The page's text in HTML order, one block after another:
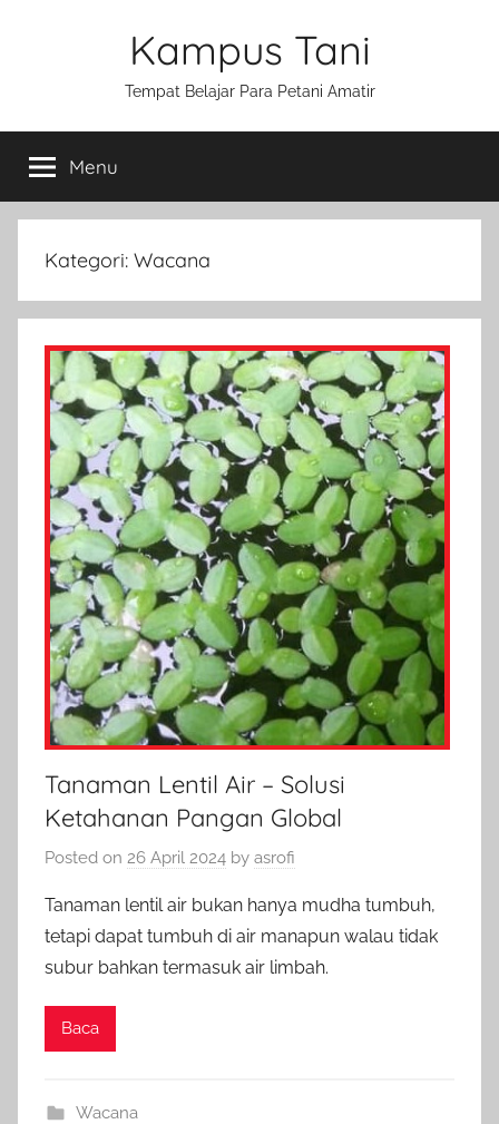
Kampus Tani
Tempat Belajar Para Petani Amatir
Menu
Kategori: Wacana
Tanaman Lentil Air – Solusi
Ketahanan Pangan Global
Posted on 26 April 2024 by asrofi
Tanaman lentil air bukan hanya mudha tumbuh,
tetapi dapat tumbuh di air manapun walau tidak
subur bahkan termasuk air limbah.
Baca
Wacana